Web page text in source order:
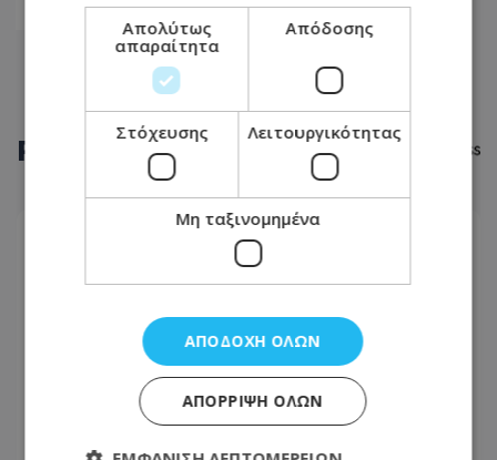
08
ΡΟΗ ΕΙΔΗΣΕΩΝ
κηδεία - Η επιθυμία της οικογένειας
07.08.2026 - 11:05
Προσοχή όσοι πάνε Αεροδρόμιο Λάρνακας: Τι
Απολύτως
απαραίτητα
Απόδοσης
Στόχευσης Λειτουργικότητας
Μη ταξινομημένα
ΑΠΟΔΟΧΉ ΌΛΩΝ
ΑΠΌΡΡΙΨΗ ΌΛΩΝ